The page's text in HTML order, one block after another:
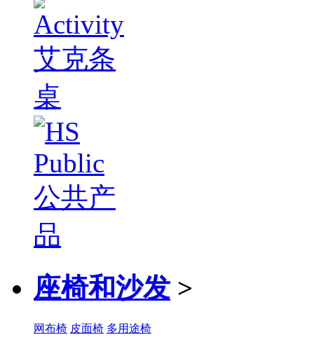
座椅和沙发 >
网布椅 皮面椅 多用途椅